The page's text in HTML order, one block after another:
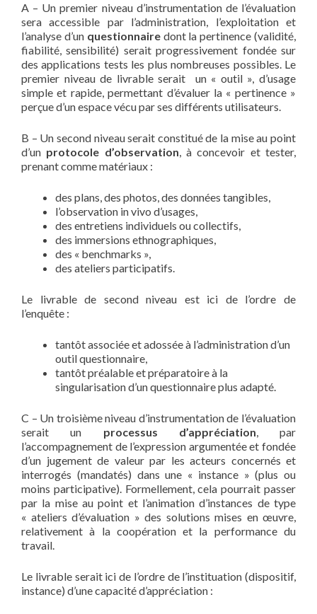
A – Un premier niveau d’instrumentation de l’évaluation
sera accessible par l’administration, l’exploitation et
l’analyse d’un questionnairedont la pertinence (validité,
fiabilité, sensibilité) serait progressivement fondée sur
des applications tests les plus nombreuses possibles. Le
premier niveau de livrable serait un « outil », d’usage
simple et rapide, permettant d’évaluer la « pertinence »
perçue d’un espace vécu par ses différents utilisateurs.
B – Un second niveau serait constitué de la mise au point
d’un protocole d’observation, à concevoir et tester,
prenant comme matériaux :
des plans, des photos, des données tangibles,
l’observation in vivo d’usages,
des entretiens individuels ou collectifs,
des immersions ethnographiques,
des « benchmarks »,
des ateliers participatifs.
Le livrable de second niveau est ici de l’ordre de
l’enquête :
tantôt associée et adossée à l’administration d’un
outil questionnaire,
tantôt préalable et préparatoire à la
singularisation d’un questionnaire plus adapté.
C – Un troisième niveau d’instrumentation de l’évaluation
serait un processus d’appréciation, par
l’accompagnement de l’expression argumentée et fondée
d’un jugement de valeur par les acteurs concernés et
interrogés (mandatés) dans une « instance » (plus ou
moins participative). Formellement, cela pourrait passer
par la mise au point et l’animation d’instances de type
« ateliers d’évaluation » des solutions mises en œuvre,
relativement à la coopération et la performance du
travail.
Le livrable serait ici de l’ordre de l’instituation (dispositif,
instance) d’une capacité d’appréciation :